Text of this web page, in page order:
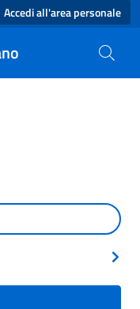
Accedi all'area personale